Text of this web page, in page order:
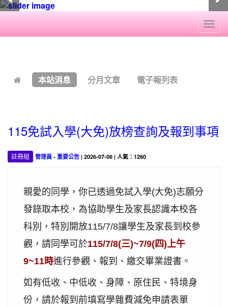
本站消息 分月文章 電子報列表
115免試入學(大免)放榜查詢及報到事項
註冊組 管理員 -重要公告 | 2026-07-06 | 人氣：1260
親愛的同學，你已透過免試入學(大免)志願分
發錄取本校，為協助學生及家長認識本校各
科別，特別開放115/7/8讓學生及家長到校參
觀，請同學可於115/7/8(三)~7/9(四)上午
9~11時進行參觀、報到、繳交畢業證書。
如有低收、中低收、身障、原住民、特境身
份，請於報到前填寫學雜費減免申請表單